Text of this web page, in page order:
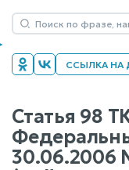
ССЫЛКА НА
Статья 98
30.06.2006